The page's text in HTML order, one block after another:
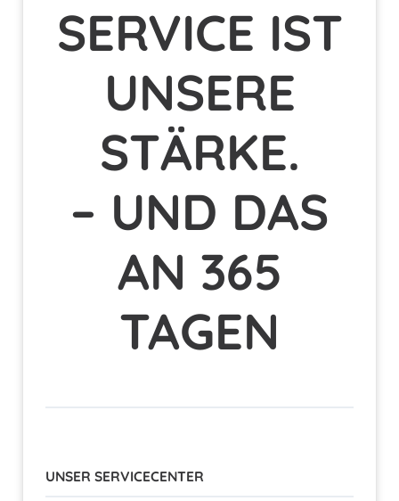
SERVICE IST
UNSERE
STÄRKE.
– UND DAS
AN 365
TAGEN
UNSER SERVICECENTER